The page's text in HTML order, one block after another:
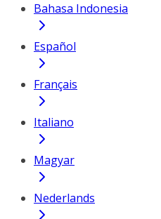
Bahasa Indonesia
Español
Français
Italiano
Magyar
Nederlands